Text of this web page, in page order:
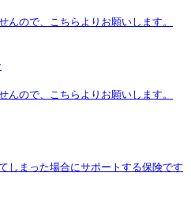
んので、こちらよりお願いします。
んので、こちらよりお願いします。
しまった場合にサポートする保険です